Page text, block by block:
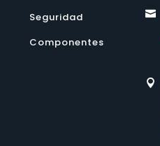
Seguridad
Componentes

